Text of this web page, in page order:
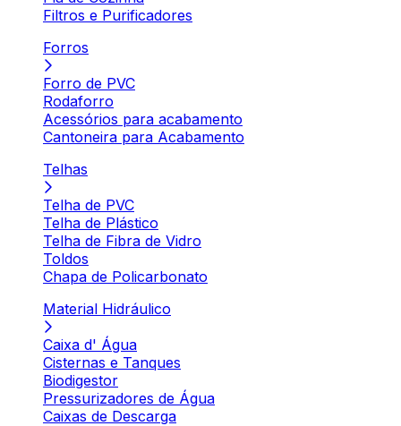
Filtros e Purificadores
Forros
Forro de PVC
Rodaforro
Acessórios para acabamento
Cantoneira para Acabamento
Telhas
Telha de PVC
Telha de Plástico
Telha de Fibra de Vidro
Toldos
Chapa de Policarbonato
Material Hidráulico
Caixa d' Água
Cisternas e Tanques
Biodigestor
Pressurizadores de Água
Caixas de Descarga